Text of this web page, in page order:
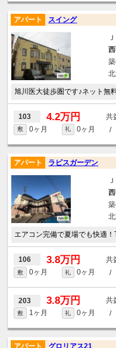
アパート スイング
旭川医大徒歩圏です♪ネット無
103 4.2万円
敷 0ヶ月 礼 0ヶ月 /
アパート ラピスガーデン
エアコン完備で夏場でも快適
106 3.8万円
敷 0ヶ月 礼 0ヶ月 /
203 3.8万円
敷 1ヶ月 礼 0ヶ月 /